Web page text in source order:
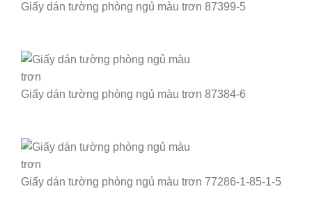
Giấy dán tường phòng ngủ màu trơn 87399-5
Giấy dán tường phòng ngủ màu trơn 87384-6
Giấy dán tường phòng ngủ màu trơn 77286-1-85-1-5